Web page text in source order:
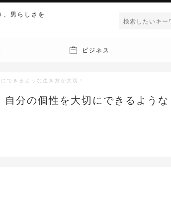
、男らしさを
ビジネス
できるような生き方が大切！
自分の個性を大切にできるような